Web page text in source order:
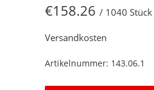
€158.26 / 1040 Stück
Versandkosten
Artikelnummer: 143.06.1